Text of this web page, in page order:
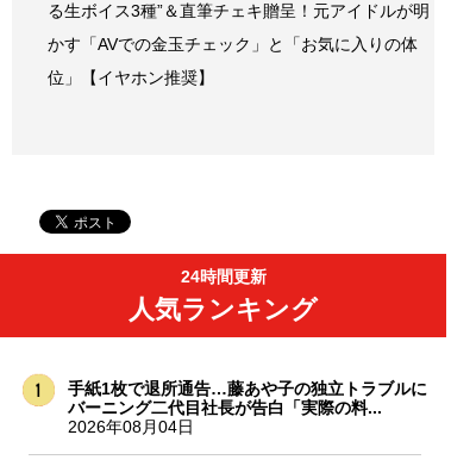
る生ボイス3種”＆直筆チェキ贈呈！元アイドルが明
かす「AVでの金玉チェック」と「お気に入りの体
位」【イヤホン推奨】
24時間更新
人気ランキング
手紙1枚で退所通告…藤あや子の独立トラブルに
バーニング二代目社長が告白「実際の料...
2026年08月04日